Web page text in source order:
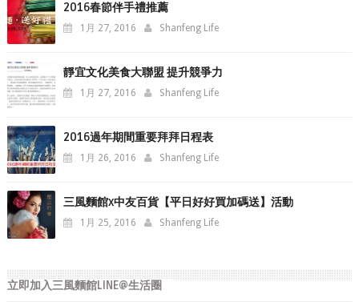
2016春節伴手禮推薦
1月 27, 2016 Shanfeng Life
靜宜文化美食大聯盟 提升競爭力
1月 27, 2016 Shanfeng Life
2016過年期間重要拜拜日程表
1月 26, 2016 Shanfeng Life
三風麵館x中友百貨【平日好好買加碼送】活動
1月 25, 2016 Shanfeng Life
立即加入三風麵館LINE@生活圈